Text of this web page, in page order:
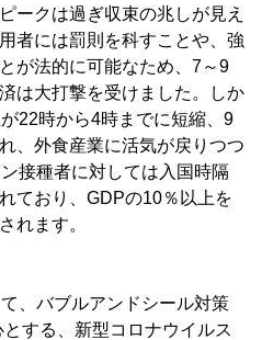
ークは過ぎ収束の兆しが見え
者には罰則を科すことや、強
が法的に可能なため、7～9
は大打撃を受けました。しか
22時から4時までに短縮、9
、外食産業に活気が戻りつつ
接種者に対しては入国時隔
ており、GDPの10％以上を
れます。
、バブルアンドシール対策
する、新型コロナウイルス